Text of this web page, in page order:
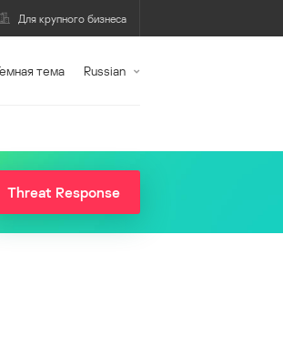
Для крупного бизнеса
тема Russian
Threat Response